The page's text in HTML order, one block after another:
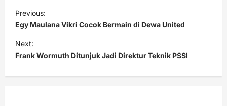
o
s
t
Previous:
Egy Maulana Vikri Cocok Bermain di Dewa United
Next:
Frank Wormuth Ditunjuk Jadi Direktur Teknik PSSI